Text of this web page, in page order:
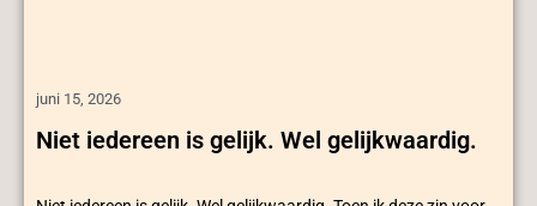
juni 15, 2026
Niet iedereen is gelijk. Wel gelijkwaardig.